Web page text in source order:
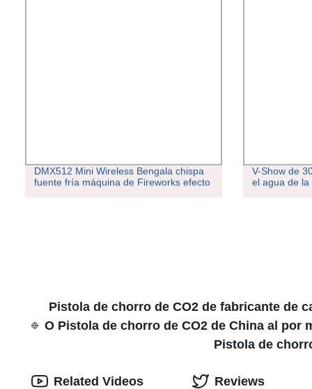
DMX512 Mini Wireless Bengala chispa
fuente fría máquina de Fireworks efecto
V-Show de
el agua de
Pistola de chorro de CO2 de fabricante de
O Pistola de chorro de CO2 de China al por
Pistola de
Related Videos Reviews